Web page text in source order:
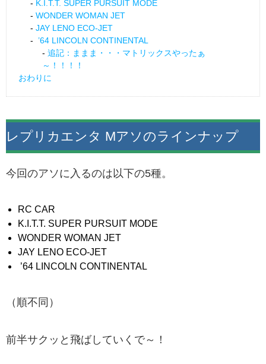
K.I.T.T. SUPER PURSUIT MODE
WONDER WOMAN JET
JAY LENO ECO-JET
’64 LINCOLN CONTINENTAL
追記：ままま・・・マトリックスやったぁ
～！！！！
おわりに
レプリカエンタ Mアソのラインナップ
今回のアソに入るのは以下の5種。
RC CAR
K.I.T.T. SUPER PURSUIT MODE
WONDER WOMAN JET
JAY LENO ECO-JET
’64 LINCOLN CONTINENTAL
（順不同）
前半サクッと飛ばしていくで～！